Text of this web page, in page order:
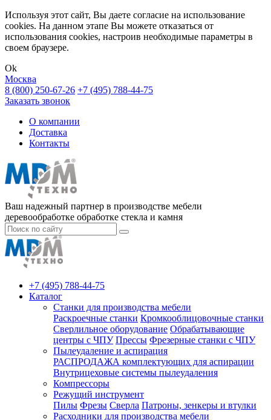
Используя этот сайт, Вы даете согласие на использование
cookies. На данном этапе Вы можете отказаться от
использования cookies, настроив необходимые параметры в
своем браузере.
Ok
Москва
8 (800) 250-67-26 +7 (495) 788-44-75
Заказать звонок
О компании
Доставка
Контакты
Ваш надежный партнер в производстве мебели
деревообработке обработке стекла и камня
+7 (495) 788-44-75
Каталог
Станки для производства мебели
Раскроечные станки Кромкооблицовочные станки
Сверлильное оборудование Обрабатывающие
центры с ЧПУ Прессы Фрезерные станки с ЧПУ
Пылеудаление и аспирация
РАСПРОДАЖА комплектующих для аспирации
Внутрицеховые системы пылеудаления
Компрессоры
Режущий инструмент
Пилы Фрезы Сверла Патроны, зенкеры и втулки
Расходники для производства мебели